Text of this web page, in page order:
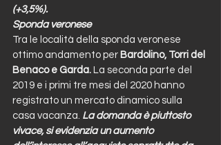
(+3,5%).
Sponda veronese
Tra le località della sponda veronese
ottimo andamento per Bardolino, Torri del
Benaco e Garda. La seconda parte del
2019 e i primi tre mesi del 2020 hanno
registrato un mercato dinamico sulla
casa vacanza. La domanda è piuttosto
vivace, si evidenzia un aumento